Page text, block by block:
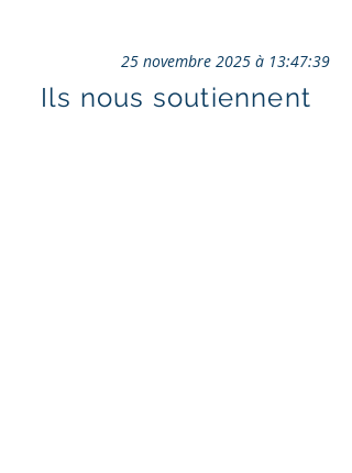
25 novembre 2025 à 13:47:39
Ils nous soutiennent